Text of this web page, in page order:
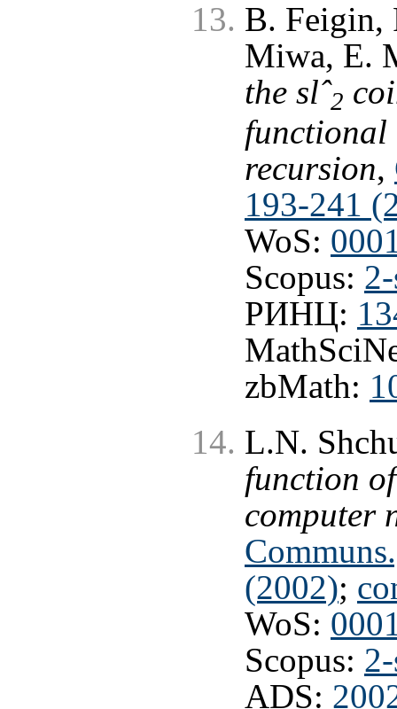
B. Feigin,
Miwa, E.
the slˆ2
functional
recursion,
193-241
WoS:
Scopus:
РИНЦ:
zbMath:
L.N.
function
computer
(2002);
WoS:
Scopus:
ADS: